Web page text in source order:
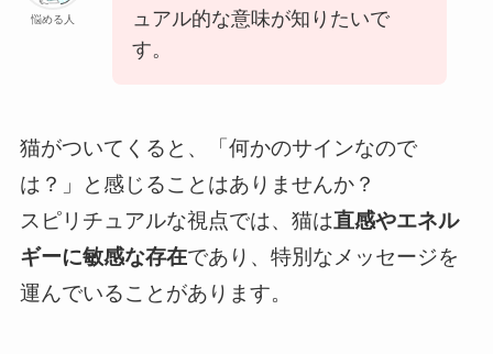
悩める人
ュアル的な意味が知りたいで
す。
猫がついてくると、「何かのサインなので
は？」と感じることはありませんか？
スピリチュアルな視点では、猫は直感やエネル
ギーに敏感な存在であり、特別なメッセージを
運んでいることがあります。